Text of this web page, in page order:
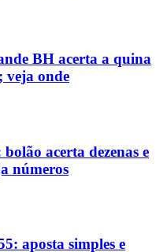
BH acerta a quina
veja onde
acerta dezenas e
números
aposta simples e